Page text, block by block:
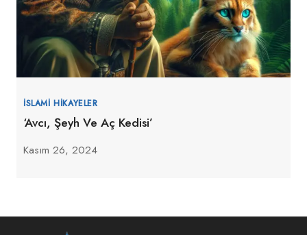
İSLAMI HIKAYELER
‘Avcı, Şeyh Ve Aç Kedisi’
Kasım 26, 2024